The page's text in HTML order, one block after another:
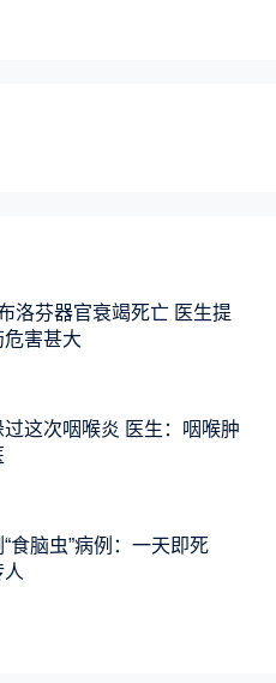
洛芬器官衰竭死亡 医生提
害甚大
这次咽喉炎 医生：咽喉肿
食脑虫”病例：一天即死